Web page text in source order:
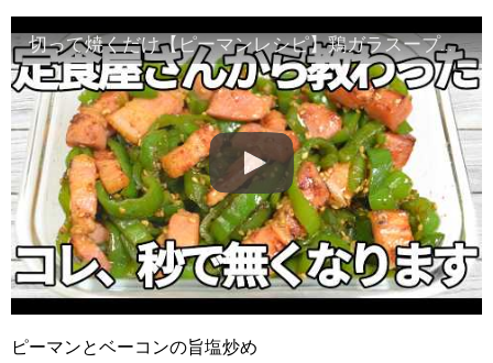
切って焼くだけ【ピーマンレシピ】鶏ガラスープの素の旨みとごま油の香りが加わり、ご飯がすすむ味わい
ピーマンとベーコンの旨塩炒め